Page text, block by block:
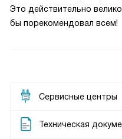
Это действительно
бы порекомендовал всем!
Сервисные центры
Техническая